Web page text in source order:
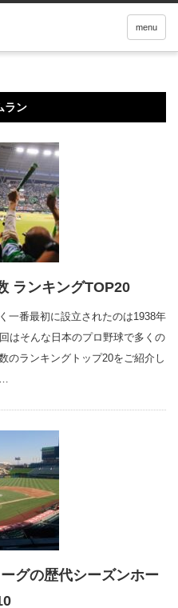
menu
ラン
ランキングTOP20
一番最初に設立されたのは1938年
はそんな日本のプロ野球で多くの
のランキングトップ20をご紹介し
…
グの歴代シーズンホー